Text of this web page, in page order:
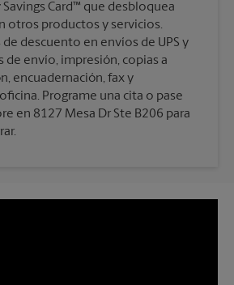
Savings Card™ que desbloquea
otros productos y servicios.
de descuento en envíos de UPS y
de envío, impresión, copias a
encuadernación, fax y
Programe una cita o pase
en 8127 Mesa Dr Ste B206 para